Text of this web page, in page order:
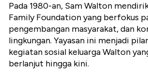
Pada 1980-an, Sam Walton
Family Foundation yang berfokus
pengembangan masyarakat, dan
lingkungan. Yayasan ini menjadi
kegiatan sosial keluarga Walton
berlanjut hingga kini.